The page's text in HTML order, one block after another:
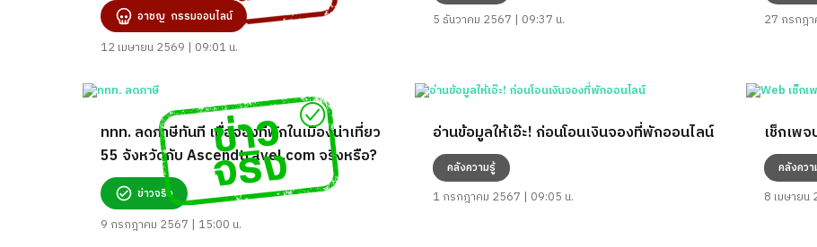
อาชญากรรมออนไลน์
12 เมษายน 2569 | 09:01 น.
5 ธันวาคม 2567 | 09:37 น. 27 กรกฎ
ททท. ลดภาษีทันที เมื่อจองที่พักในเมืองน่าเที่ยว
55 จังหวัดกับ Ascendtravel.com จริงหรือ?
ข่าวจริง
9 กรกฎาคม 2567 | 15:00 น.
อ่านข้อมูลให้เอ๊ะ! ก่อนโอนเงินจองที่พักออนไลน์
คลังความรู้
1 กรกฎาคม 2567 | 09:05 น.
เช็กเพ
คลังคว
8 เมษาย